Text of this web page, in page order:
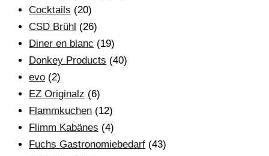
Cocktails (20)
CSD Brühl (26)
Diner en blanc (19)
Donkey Products (40)
evo (2)
EZ Originalz (6)
Flammkuchen (12)
Flimm Kabänes (4)
Fuchs Gastronomiebedarf (43)